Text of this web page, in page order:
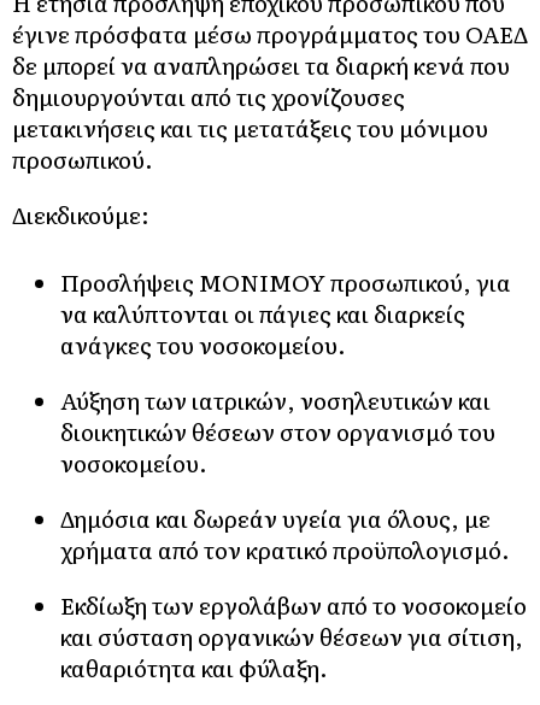
έγινε πρόσφατα μέσω προγράμματος του ΟΑΕΔ
δε μπορεί να αναπληρώσει τα διαρκή κενά που
δημιουργούνται από τις χρονίζουσες
μετακινήσεις και τις μετατάξεις του μόνιμου
προσωπικού.
Διεκδικούμε:
Προσλήψεις ΜΟΝΙΜΟΥ προσωπικού, για
να καλύπτονται οι πάγιες και διαρκείς
ανάγκες του νοσοκομείου.
Αύξηση των ιατρικών, νοσηλευτικών και
διοικητικών θέσεων στον οργανισμό του
νοσοκομείου.
Δημόσια και δωρεάν υγεία για όλους, με
χρήματα από τον κρατικό προϋπολογισμό.
Εκδίωξη των εργολάβων από το νοσοκομείο
και σύσταση οργανικών θέσεων για σίτιση,
καθαριότητα και φύλαξη.